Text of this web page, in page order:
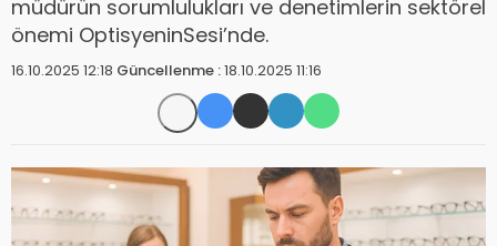
müdürün sorumlulukları ve denetimlerin sektörel
önemi OptisyeninSesi’nde.
16.10.2025 12:18 Güncellenme :18.10.2025 11:16